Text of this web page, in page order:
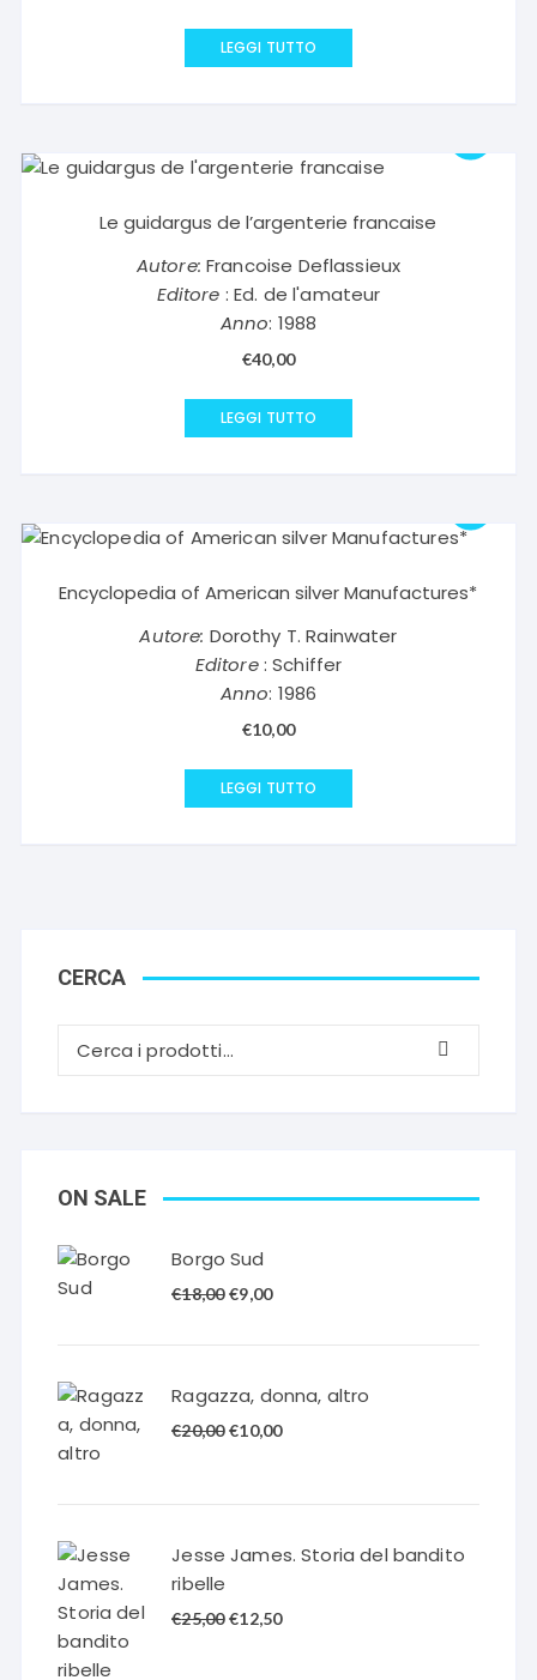
LEGGI TUTTO
Le guidargus de l’argenterie francaise
Autore: Francoise Deflassieux
Editore : Ed. de l'amateur
Anno: 1988
€40,00
LEGGI TUTTO
Encyclopedia of American silver Manufactures*
Autore: Dorothy T. Rainwater
Editore: Schiffer
Anno: 1986
€10,00
LEGGI TUTTO
CERCA
ON SALE
Borgo Sud
€18,00 Il
€18,00.
€9,00Il
€9,00.
Ragazza, donna, altro
€20,00 Il
€20,00.
€10,00Il
€10,00.
Jesse James. Storia del bandito
ribelle
€25,00 Il
€12,50Il